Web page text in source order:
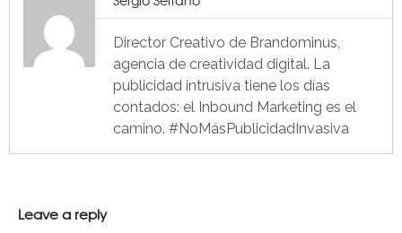
Director Creativo de Brandominus,
agencia de creatividad digital. La
publicidad intrusiva tiene los días
contados: el Inbound Marketing es el
camino. #NoMásPublicidadInvasiva
Leave a reply